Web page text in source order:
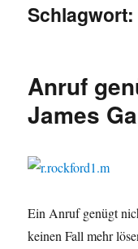
Anruf
James
Ein Anruf genügt
keinen Fall mehr